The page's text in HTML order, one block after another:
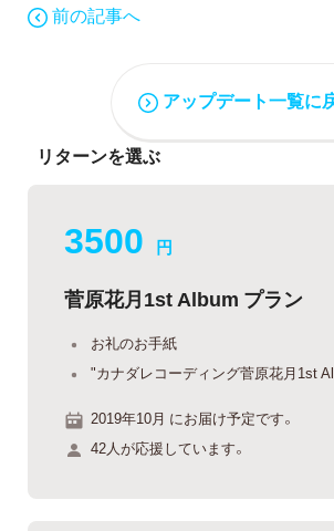
前の記事へ
アップデート一覧に
リターンを選ぶ
3500 円
菅原花月1st Album プラン
お礼のお手紙
"カナダレコーディング菅原花月1st
2019年10月 にお届け予定です。
42人が応援しています。